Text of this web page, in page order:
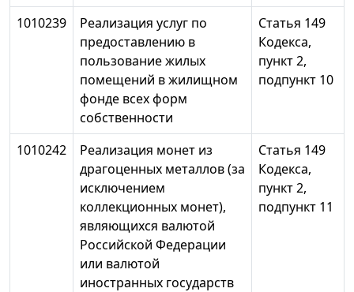
1010239
Реализация услуг по
предоставлению в
пользование жилых
помещений в жилищном
фонде всех форм
собственности
Статья 149
Кодекса,
пункт 2,
подпункт 10
1010242
Реализация монет из
драгоценных металлов (за
исключением
коллекционных монет),
являющихся валютой
Российской Федерации
или валютой
иностранных государств
Статья 149
Кодекса,
пункт 2,
подпункт 11